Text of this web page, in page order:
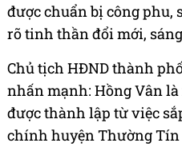
được chuẩn bị công phu,
rõ tinh thần đổi mới,
Chủ tịch HĐND thành
nhấn mạnh: Hồng Vân
được thành lập từ việc
chính huyện Thường